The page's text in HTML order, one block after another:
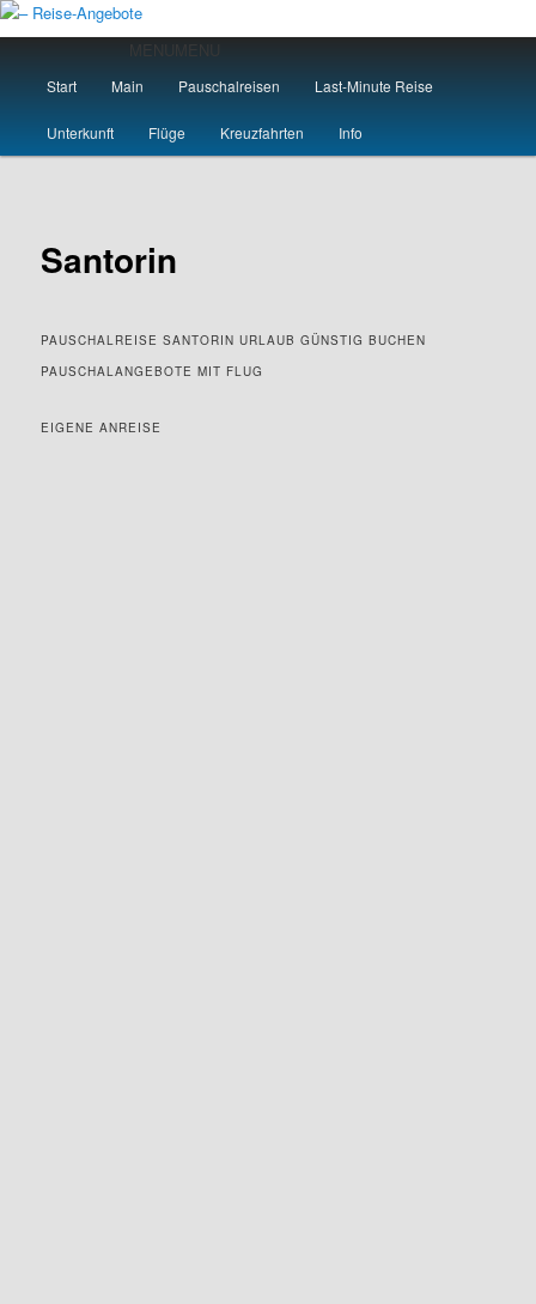
Zum
primären
springen– Reise-Angebote
Start Main Pauschalreisen Last-Minute Reise
Unterkunft Flüge Kreuzfahrten Info
Santorin
PAUSCHALREISE SANTORIN URLAUB GÜNSTIG BUCHEN
PAUSCHALANGEBOTE MIT FLUG
EIGENE ANREISE